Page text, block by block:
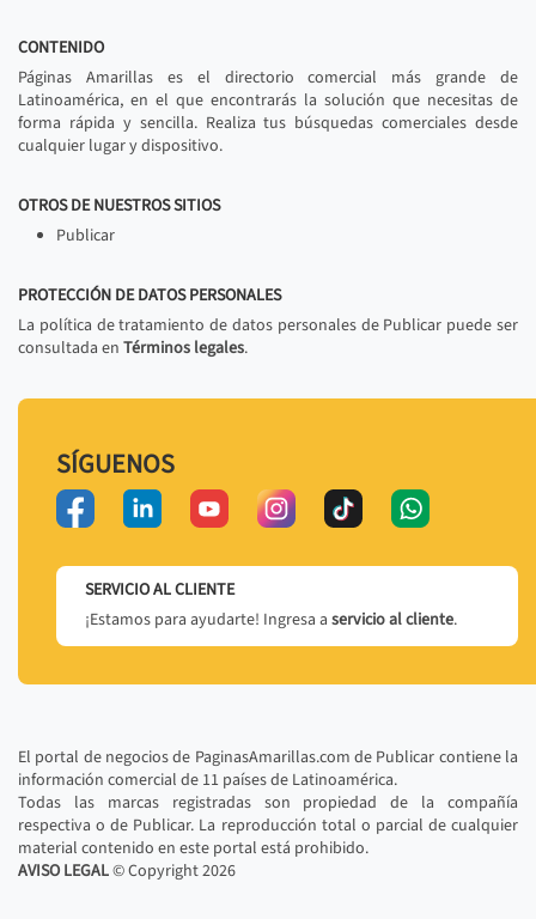
CONTENIDO
Páginas Amarillas es el directorio comercial más grande de
Latinoamérica, en el que encontrarás la solución que necesitas de
forma rápida y sencilla. Realiza tus búsquedas comerciales desde
cualquier lugar y dispositivo.
OTROS DE NUESTROS SITIOS
Publicar
PROTECCIÓN DE DATOS PERSONALES
La política de tratamiento de datos personales de Publicar puede ser
consultada en Términos legales.
SÍGUENOS
SERVICIO AL CLIENTE
¡Estamos para ayudarte! Ingresa a servicio al cliente.
El portal de negocios de PaginasAmarillas.com de Publicar contiene la
información comercial de 11 países de Latinoamérica.
Todas las marcas registradas son propiedad de la compañía
respectiva o de Publicar. La reproducción total o parcial de cualquier
material contenido en este portal está prohibido.
AVISO LEGAL© Copyright2026